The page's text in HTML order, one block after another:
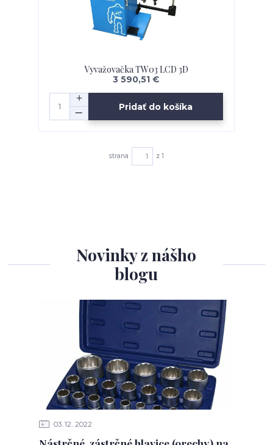
Vyvažovačka TW03 LCD 3D
3 590,51 €
Pridať do košíka
strana z 1
Novinky z nášho
blogu
03 12 2022